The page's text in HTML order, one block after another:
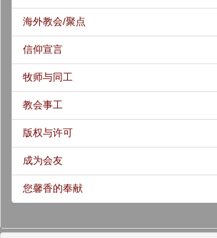
海外教会/聚点
信仰宣言
牧师与同工
教会事工
版权与许可
成为会友
您馨香的奉献